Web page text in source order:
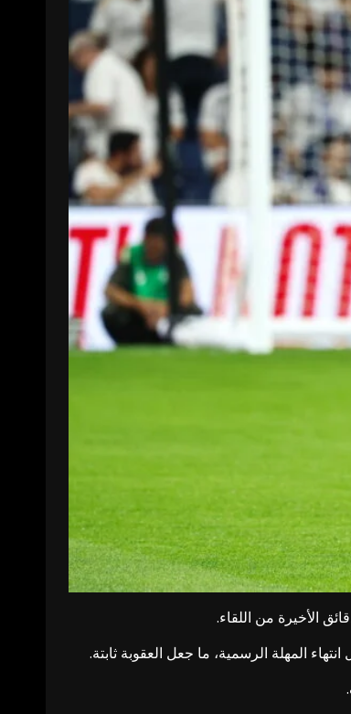
الأخيرة من اللقاء.
المهلة الرسمية، ما جعل العقوبة ثابتة.